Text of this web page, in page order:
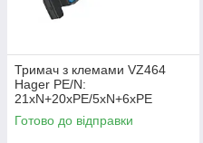
Тримач з клемами VZ464
Hager PE/N:
21xN+20xPE/5xN+6xPE
Готово до відправки